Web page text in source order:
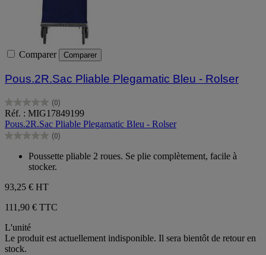
Comparer Comparer
Pous.2R.Sac Pliable Plegamatic Bleu - Rolser
(0)
0.0
sur
5
étoiles.
Réf. : MIG17849199
Pous.2R.Sac Pliable Plegamatic Bleu - Rolser
(0)
0.0
étoiles.
Poussette pliable 2 roues. Se plie complètement, facile à
stocker.
93,25 € HT
111,90 € TTC
L'unité
Le produit est actuellement indisponible. Il sera bientôt de retour en
stock.